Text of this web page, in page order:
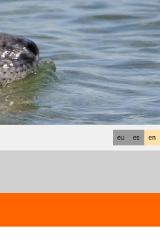
en
es
eu